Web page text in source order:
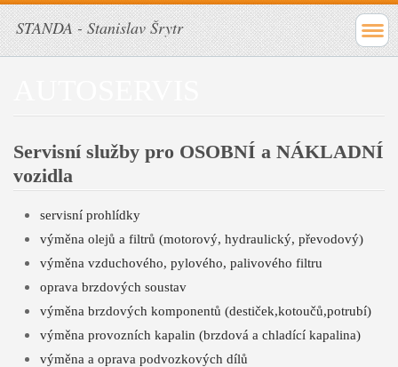
STANDA - Stanislav Šrytr
Servisní služby pro OSOBNÍ a NÁKLADNÍ
vozidla
servisní prohlídky
výměna olejů a filtrů (motorový, hydraulický, převodový)
výměna vzduchového, pylového, palivového filtru
oprava brzdových soustav
výměna brzdových komponentů (destiček,kotoučů,potrubí)
výměna provozních kapalin (brzdová a chladící kapalina)
výměna a oprava podvozkových dílů